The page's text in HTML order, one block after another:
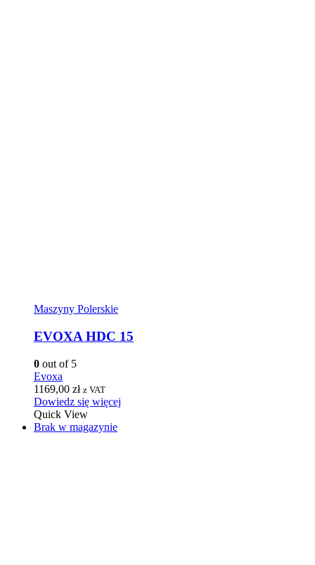
Maszyny Polerskie
EVOXA HDC 15
0 out of 5
Evoxa
1169,00 zł z VAT
Dowiedz się więcej
Quick View
Brak w magazynie